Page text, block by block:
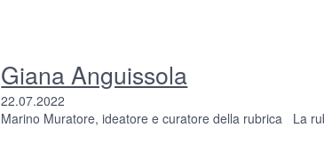
Giana Anguissola
22.07.2022
Marino Muratore, ideatore e curatore della rubrica La